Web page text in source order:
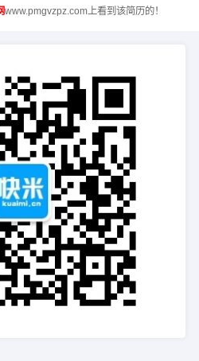
www.pmgvzpz.com上看到该简历的！